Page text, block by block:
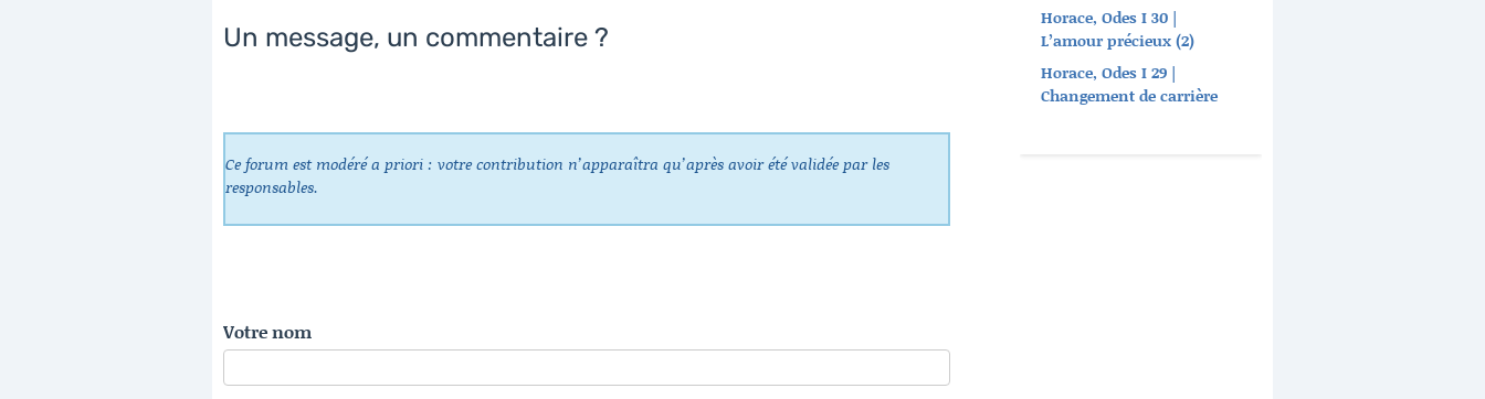
Un message, un commentaire ?
Ce forum est modéré a priori : votre contribution n’apparaîtra qu’après avoir été validée par les
responsables.
Votre nom
Horace, Odes I 30 |
L’amour précieux (2)
Horace, Odes I 29 |
Changement de carrière